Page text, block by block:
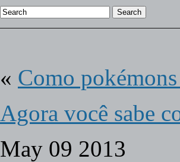
Search
« Como
Agora você sabe
May 09 2013